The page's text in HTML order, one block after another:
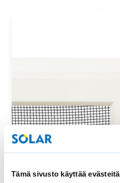
Tämä sivusto käyttää evästeitä